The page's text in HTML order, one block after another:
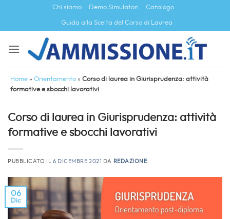
contenuti
Chi siamo Demo Simulatori Catalogo
Guida alla Scelta del Corso di Laurea
Home » Orientamento » Corso di laurea in Giurisprudenza: attività
formative e sbocchi lavorativi
Corso di laurea in Giurisprudenza: attività
formative e sbocchi lavorativi
PUBBLICATO IL 6 DICEMBRE 2021 DA REDAZIONE
06
Dic